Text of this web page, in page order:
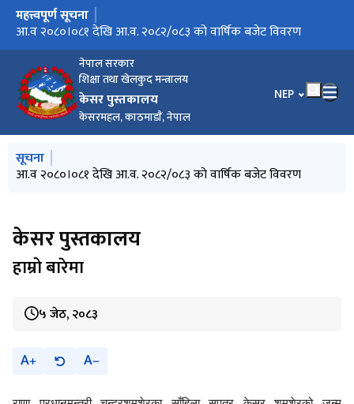
नेपाल सरकार
शिक्षा तथा खेलकुद मन्त्रालय
केसर पुस्तकालय
केसरमहल, काठमाडाैं, नेपाल
भाषा चयन गर्नुहोस्
NEP
मुख्य नेभिगेसनमा जानुहोस्
महत्त्वपूर्ण सूचना
उद्देश्य
आ.व २०८०।०८१ देखि आ.व. २०८२/०८३ को वार्षिक बजेट विवरण
मुख्य नेभिगेसनमा जानुहोस्
सूचना
आ.व २०८०।०८१ देखि आ.व. २०८२/०८३ को वार्षिक बजेट विवरण
केसर पुस्तकालय
हाम्रो बारेमा
५ जेठ, २०८३
A A